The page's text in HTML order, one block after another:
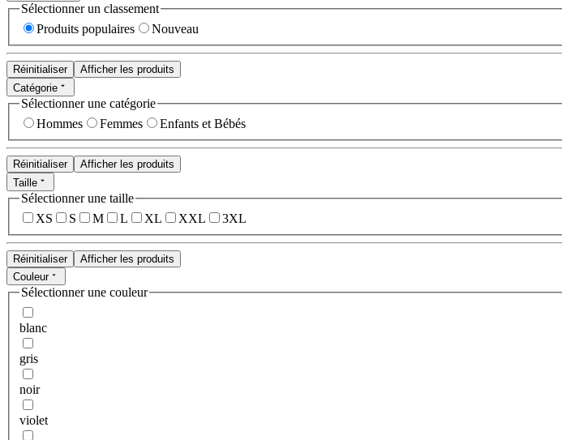
Sélectionner un classement
Produits populaires
Nouveau
Réinitialiser
Afficher les produits
Catégorie
Sélectionner une catégorie
Hommes
Femmes Enfants et Bébés
Réinitialiser
Afficher les produits
Taille
Sélectionner une taille
XS
S M L XL XXL 3XL
Réinitialiser
Afficher les produits
Couleur
Sélectionner une couleur
blanc
gris
noir
violet